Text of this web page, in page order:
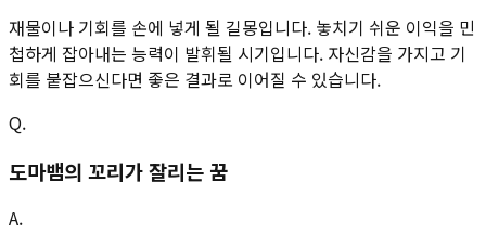
재물이나 기회를 손에 넣게 될 길몽입니다. 놓치기 쉬운 이익을 민
첩하게 잡아내는 능력이 발휘될 시기입니다. 자신감을 가지고 기
회를 붙잡으신다면 좋은 결과로 이어질 수 있습니다.
Q.
도마뱀의 꼬리가 잘리는 꿈
A.